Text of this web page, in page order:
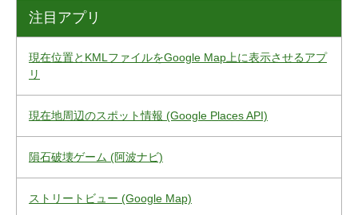
注目アプリ
現在位置とKMLファイルをGoogle Map上に表示させるアプ
リ
現在地周辺のスポット情報 (Google Places API)
隕石破壊ゲーム (阿波ナビ)
ストリートビュー (Google Map)